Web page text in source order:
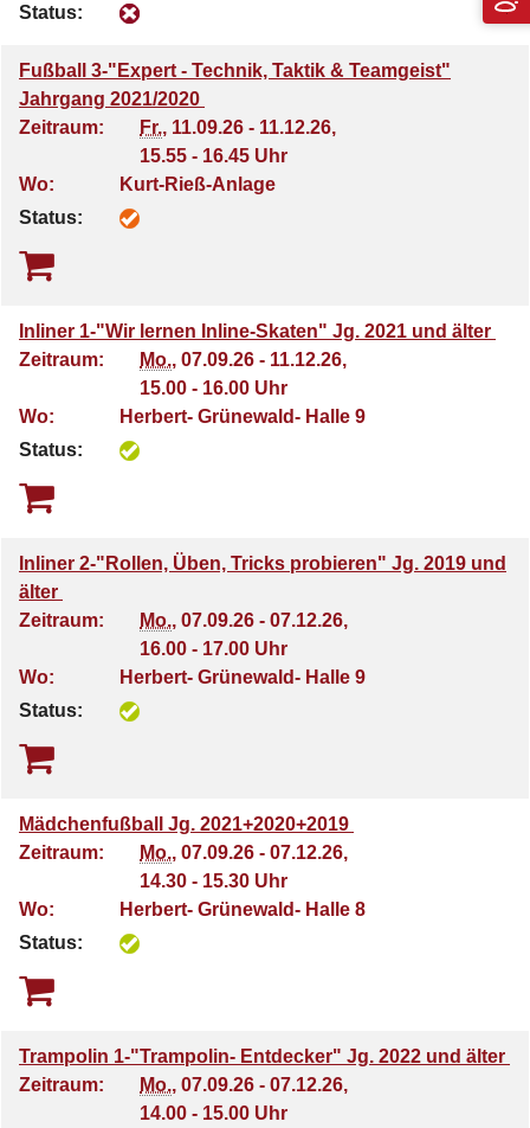
Status:
Fußball 3-"Expert - Technik, Taktik & Teamgeist"
Jahrgang 2021/2020
Zeitraum:
Fr., 11.09.26 - 11.12.26,
15.55 - 16.45 Uhr
Wo:
Kurt-Rieß-Anlage
Status:
Inliner 1-"Wir lernen Inline-Skaten" Jg. 2021 und älter
Zeitraum:
Mo., 07.09.26 - 11.12.26,
15.00 - 16.00 Uhr
Wo:
Herbert- Grünewald- Halle 9
Status:
Inliner 2-"Rollen, Üben, Tricks probieren" Jg. 2019 und
älter
Zeitraum:
Mo., 07.09.26 - 07.12.26,
16.00 - 17.00 Uhr
Wo:
Herbert- Grünewald- Halle 9
Status:
Mädchenfußball Jg. 2021+2020+2019
Zeitraum:
Mo., 07.09.26 - 07.12.26,
14.30 - 15.30 Uhr
Wo:
Herbert- Grünewald- Halle 8
Status:
Trampolin 1-"Trampolin- Entdecker" Jg. 2022 und älter
Zeitraum:
Mo., 07.09.26 - 07.12.26,
14.00 - 15.00 Uhr